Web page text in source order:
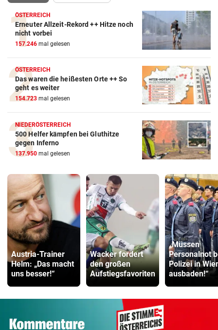
ÖSTERREICH
Erneuter Allzeit-Rekord ++ Hitze noch
nicht vorbei
157.246 mal gelesen
ÖSTERREICH
Das waren die heißesten Orte ++ So
geht es weiter
154.723 mal gelesen
NIEDERÖSTERREICH
500 Helfer kämpfen bei Gluthitze
gegen Inferno
137.950 mal gelesen
Austria-Trainer
Helm: „Das macht
uns besser!“
Wacker fordert
den großen
Aufstiegsfavoriten
„Müssen
Personalnot
Polizei in
ausbaden!“